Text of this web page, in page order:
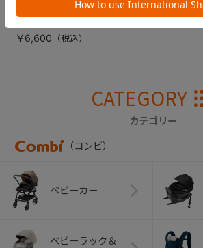
トカバー（背面用）
￥6,600
CATEGORY
カテゴリー
（コンビ）
ベビーカー
ベビーラック＆